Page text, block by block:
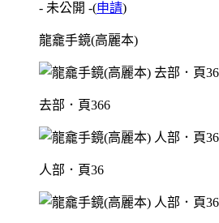
- 未公開 -(申請)
龍龕手鏡(高麗本)
去部．頁366
人部．頁36